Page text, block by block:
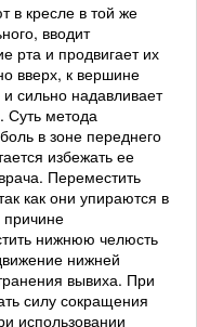
в кресле в той же
вводит
рта и продвигает их
вверх, к вершине
и сильно надавливает
Суть метода
в зоне переднего
избежать ее
Переместить
как они упираются в
причине
нижнюю челюсть
нижней
вывиха. При
силу сокращения
использовании